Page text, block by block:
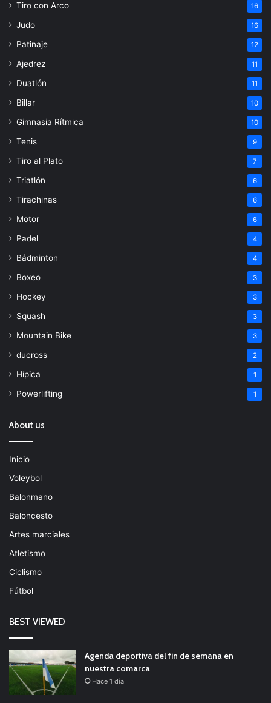
Tiro con Arco 16
Judo 16
Patinaje 12
Ajedrez 11
Duatlón 11
Billar 10
Gimnasia Rítmica 10
Tenis 9
Tiro al Plato 7
Triatlón 6
Tirachinas 6
Motor 6
Padel 4
Bádminton 4
Boxeo 3
Hockey 3
Squash 3
Mountain Bike 3
ducross 2
Hípica 1
Powerlifting 1
About us
Inicio
Voleybol
Balonmano
Baloncesto
Artes marciales
Atletismo
Ciclismo
Fútbol
BEST VIEWED
Agenda deportiva del fin de semana en
nuestra comarca
Hace 1 día